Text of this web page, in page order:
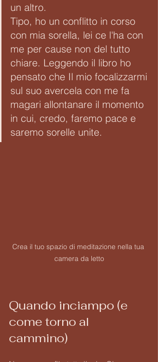
un altro.
Tipo, ho un conflitto in corso
con mia sorella, lei ce l'ha con
me per cause non del tutto
chiare. Leggendo il libro ho
pensato che Il mio focalizzarmi
sul suo avercela con me fa
magari allontanare il momento
in cui, credo, faremo pace e
saremo sorelle unite.
Crea il tuo spazio di meditazione nella tua
camera da letto
Quando inciampo (e
come torno al
cammino)